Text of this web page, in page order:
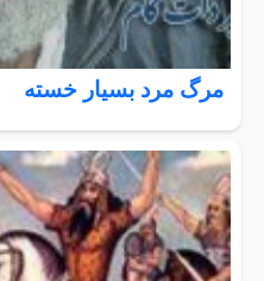
مرگ مرد بسيار خسته